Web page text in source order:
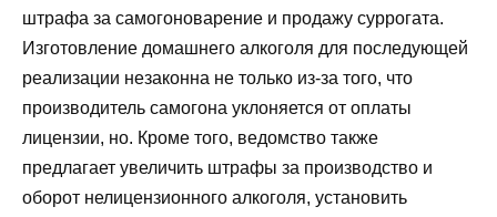
штрафа за самогоноварение и продажу суррогата.
Изготовление домашнего алкоголя для последующей
реализации незаконна не только из-за того, что
производитель самогона уклоняется от оплаты
лицензии, но. Кроме того, ведомство также
предлагает увеличить штрафы за производство и
оборот нелицензионного алкоголя, установить